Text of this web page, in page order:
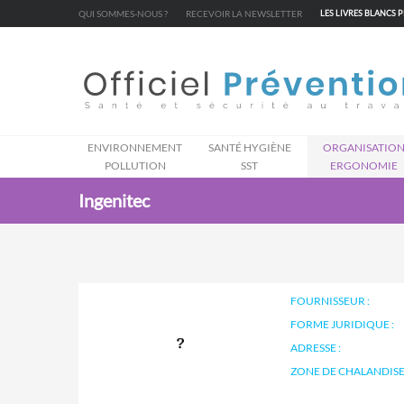
QUI SOMMES-NOUS ? RECEVOIR LA NEWSLETTER LES LIVRES BLANCS
ENVIRONNEMENT
POLLUTION
SANTÉ HYGIÈNE
SST
ORGANISATION
ERGONOMIE
Ingenitec
FOURNISSEUR :
FORME JURIDIQUE :
ADRESSE :
ZONE DE
Cookies management panel